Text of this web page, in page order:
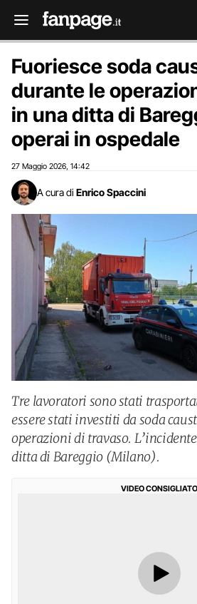
Fuoriesce soda
durante le
in una ditta di
operai in ospedale
27 Maggio 2026 14:42
A cura di Enrico Spaccini
Tre lavoratori sono stati
essere stati investiti da soda
operazioni di travaso.
ditta di Bareggio (Milano).
VIDEO CONSIGLIATO